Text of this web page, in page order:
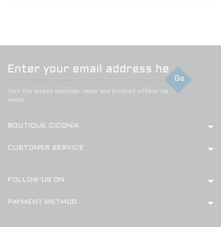
Go
Get the latest updates, news and product offers via
email
BOUTIQUE CICONIA
CUSTOMER SERVICE
FOLLOW US ON
PAYMENT METHOD